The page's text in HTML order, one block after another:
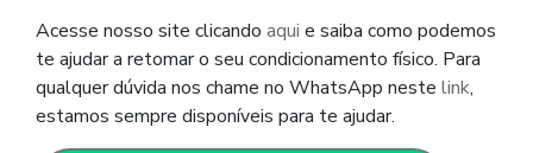
Acesse nosso site clicando aqui e saiba como podemos
te ajudar a retomar o seu condicionamento físico. Para
qualquer dúvida nos chame no WhatsApp neste link,
estamos sempre disponíveis para te ajudar.